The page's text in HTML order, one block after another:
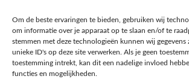
Om de beste ervaringen te bieden, gebruiken wij
om informatie over je apparaat op te slaan en/of te
stemmen met deze technologieën kunnen wij gegevens
unieke ID's op deze site verwerken. Als je geen
toestemming intrekt, kan dit een nadelige invloed
functies en mogelijkheden.
€1,59
NAAR AH